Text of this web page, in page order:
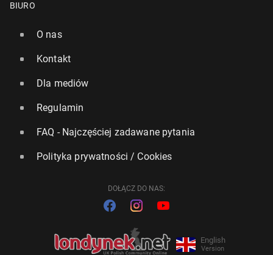
BIURO
O nas
Kontakt
Dla mediów
Regulamin
FAQ - Najczęściej zadawane pytania
Polityka prywatności / Cookies
DOŁĄCZ DO NAS:
English
Version